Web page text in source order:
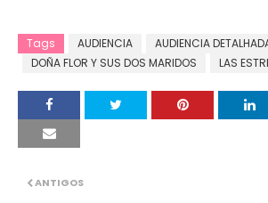
Tags AUDIENCIA
AUDIENCIA
DOÑA FLOR Y SUS DOS MARIDOS
LAS
ANTIGOS